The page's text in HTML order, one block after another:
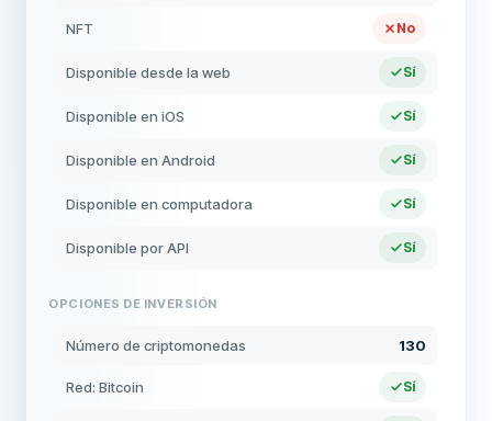
NFT No
Disponible desde la web Sí
Disponible en iOS Sí
Disponible en Android Sí
Disponible en computadora Sí
Disponible por API Sí
OPCIONES DE INVERSIÓN
Número de criptomonedas 130
Red: Bitcoin Sí